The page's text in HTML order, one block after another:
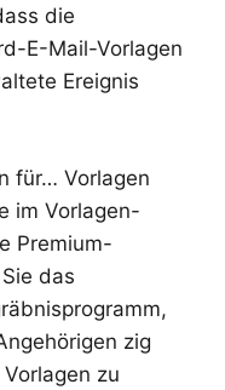
die
E-Mail-Vorlagen
Ereignis
für… Vorlagen
im Vorlagen-
Premium-
das
zig
zu